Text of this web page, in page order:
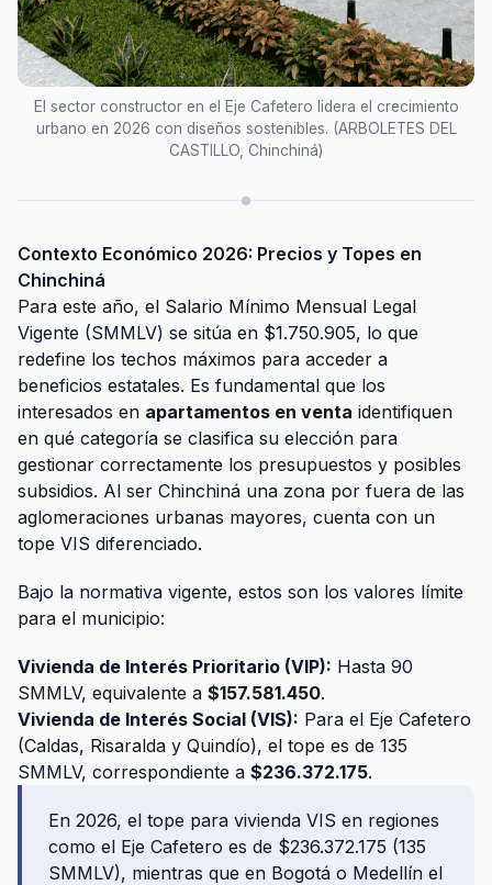
El sector constructor en el Eje Cafetero lidera el crecimiento
urbano en 2026 con diseños sostenibles. (ARBOLETES DEL
CASTILLO, Chinchiná)
Contexto Económico 2026: Precios y Topes en
Chinchiná
Para este año, el Salario Mínimo Mensual Legal
Vigente (SMMLV) se sitúa en $1.750.905, lo que
redefine los techos máximos para acceder a
beneficios estatales. Es fundamental que los
interesados en apartamentos en venta identifiquen
en qué categoría se clasifica su elección para
gestionar correctamente los presupuestos y posibles
subsidios. Al ser Chinchiná una zona por fuera de las
aglomeraciones urbanas mayores, cuenta con un
tope VIS diferenciado.
Bajo la normativa vigente, estos son los valores límite
para el municipio:
Vivienda de Interés Prioritario (VIP): Hasta 90
SMMLV, equivalente a $157.581.450.
Vivienda de Interés Social (VIS): Para el Eje Cafetero
(Caldas, Risaralda y Quindío), el tope es de 135
SMMLV, correspondiente a $236.372.175.
En 2026, el tope para vivienda VIS en regiones
como el Eje Cafetero es de $236.372.175 (135
SMMLV), mientras que en Bogotá o Medellín el